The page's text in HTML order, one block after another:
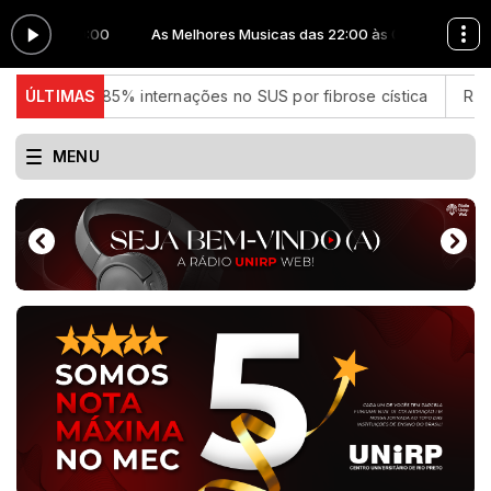
às 00:00 As Melhores Musicas das 22:00 às 00:00
ÚLTIMAS
internações no SUS por fibrose cística Rio concentra
MENU